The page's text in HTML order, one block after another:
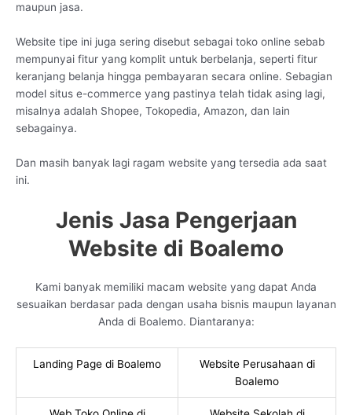
maupun jasa.
Website tipe ini juga sering disebut sebagai toko online sebab
mempunyai fitur yang komplit untuk berbelanja, seperti fitur
keranjang belanja hingga pembayaran secara online. Sebagian
model situs e-commerce yang pastinya telah tidak asing lagi,
misalnya adalah Shopee, Tokopedia, Amazon, dan lain
sebagainya.
Dan masih banyak lagi ragam website yang tersedia ada saat
ini.
Jenis Jasa Pengerjaan
Website di Boalemo
Kami banyak memiliki macam website yang dapat Anda
sesuaikan berdasar pada dengan usaha bisnis maupun layanan
Anda di Boalemo. Diantaranya:
Landing Page di Boalemo
Website Perusahaan di
Boalemo